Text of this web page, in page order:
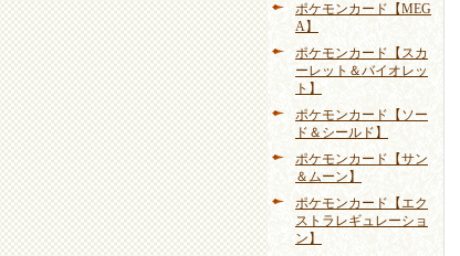
ポケモンカード【MEG
A】
ポケモンカード【スカ
ーレット＆バイオレッ
ト】
ポケモンカード【ソー
ド＆シールド】
ポケモンカード【サン
＆ムーン】
ポケモンカード【エク
ストラレギュレーショ
ン】